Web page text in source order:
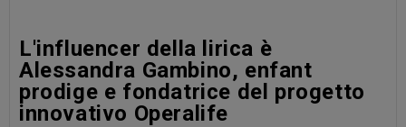
L'influencer della lirica è
Alessandra Gambino, enfant
prodige e fondatrice del progetto
innovativo Operalife